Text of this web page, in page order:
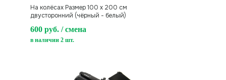
На колёсах Размер 100 х 200 см
двусторонний (чёрный - белый)
600 руб. / смена
в наличии 2 шт.